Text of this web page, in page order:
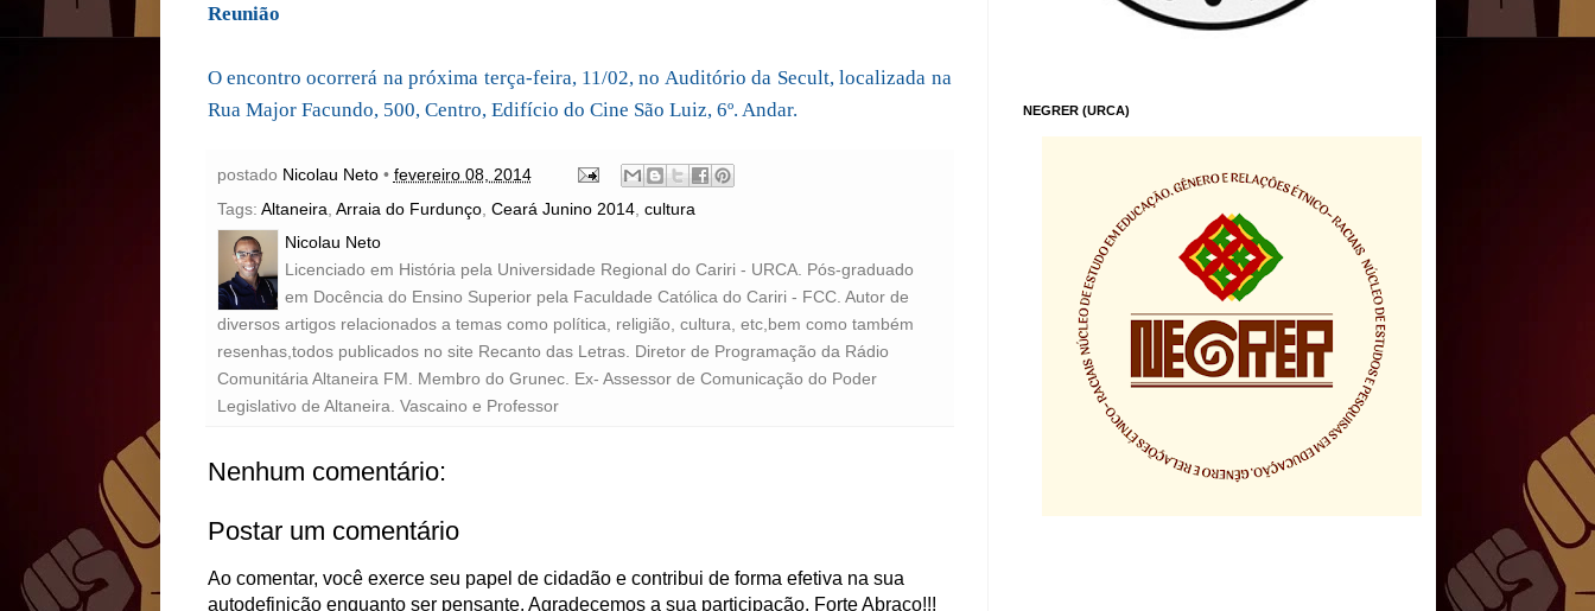
Reunião
O encontro ocorrerá na próxima terça-feira, 11/02, no Auditório da Secult, localizada na
Rua Major Facundo, 500, Centro, Edifício do Cine São Luiz, 6º. Andar.
postado Nicolau Neto • fevereiro 08, 2014
Tags: Altaneira Arraia do Furdunço, Ceará Junino 2014, cultura
Nicolau Neto
Licenciado em História pela Universidade Regional do Cariri - URCA. Pós-graduado
em Docência do Ensino Superior pela Faculdade Católica do Cariri - FCC. Autor de
diversos artigos relacionados a temas como política, religião, cultura, etc,bem como também
resenhas,todos publicados no site Recanto das Letras. Diretor de Programação da Rádio
Comunitária Altaneira FM. Membro do Grunec. Ex- Assessor de Comunicação do Poder
Legislativo de Altaneira. Vascaino e Professor
Nenhum comentário:
Postar um comentário
Ao comentar, você exerce seu papel de cidadão e contribui de forma efetiva na sua
autodefinição enquanto ser pensante. Agradecemos a sua participação. Forte Abraço!!!
NEGRER (URCA)